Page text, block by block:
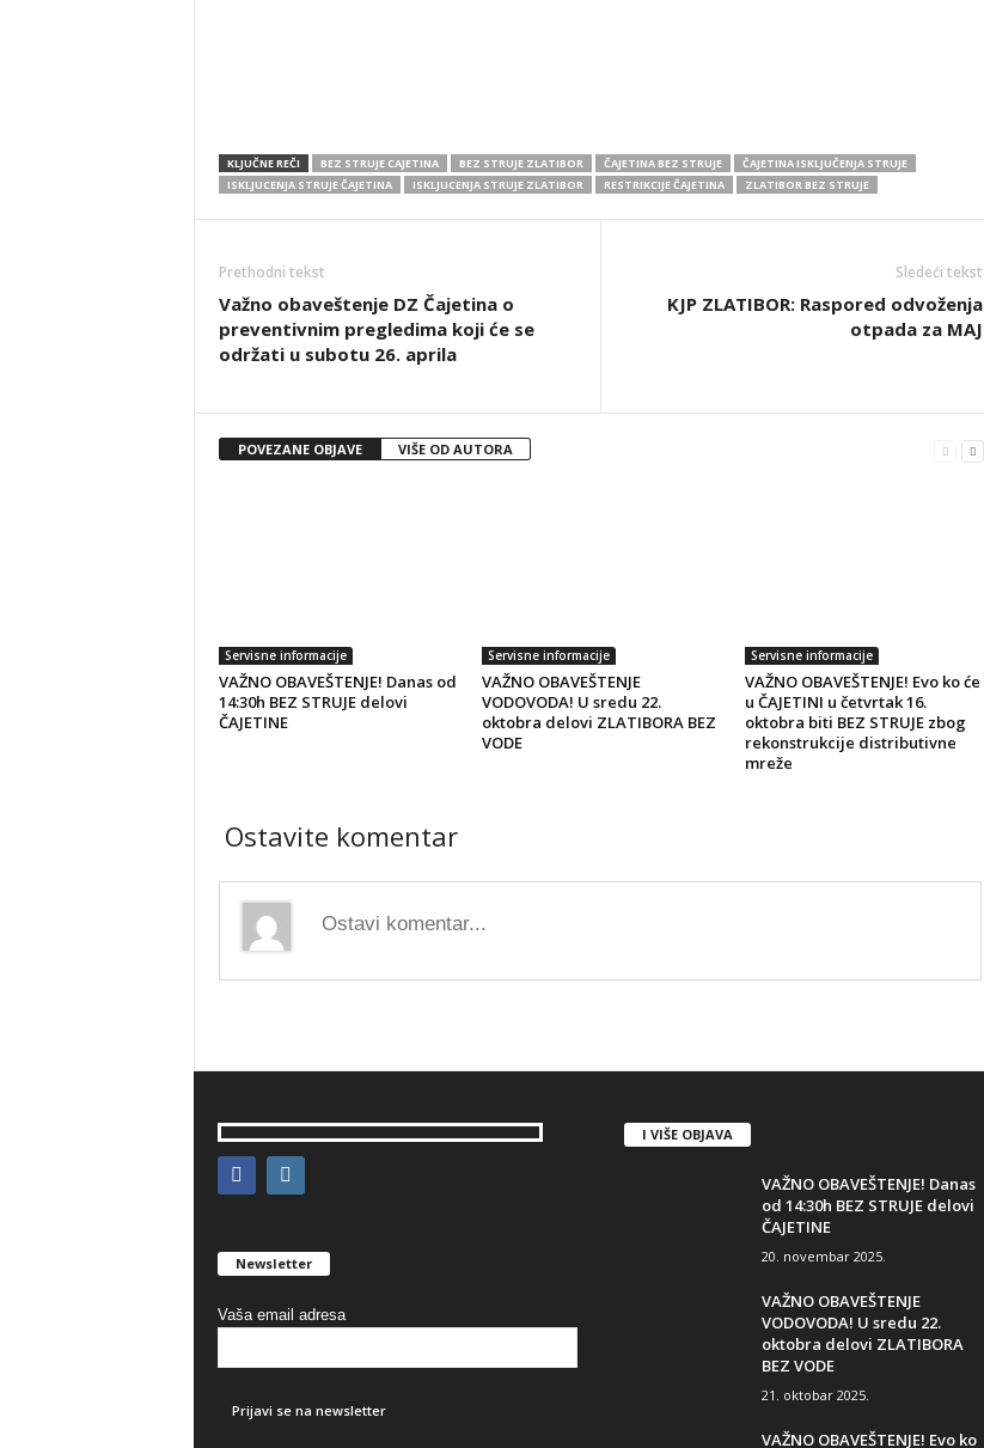
KLJUČNE REČI BEZ STRUJE CAJETINA BEZ STRUJE ZLATIBOR ČAJETINA BEZ STRUJE
ČAJETINA ISKLJUČENJA STRUJE
ISKLJUCENJA STRUJE ČAJETINA
ISKLJUCENJA STRUJE ZLATIBOR RESTRIKCIJE ČAJETINA ZLATIBOR BEZ STRUJE
Prethodni tekst
Važno obaveštenje DZ Čajetina o
preventivnim pregledima koji će se
održati u subotu 26. aprila
Sledeći tekst
KJP ZLATIBOR: Raspored odvoženja
otpada za MAJ
POVEZANE OBJAVE VIŠE OD AUTORA
Servisne informacije
VAŽNO OBAVEŠTENJE! Danas od
14:30h BEZ STRUJE delovi
ČAJETINE
Servisne informacije
VAŽNO OBAVEŠTENJE
VODOVODA! U sredu 22.
oktobra delovi ZLATIBORA BEZ
VODE
Servisne informacije
VAŽNO OBAVEŠTENJE! Evo ko će
u ČAJETINI u četvrtak 16.
oktobra biti BEZ STRUJE zbog
rekonstrukcije distributivne
mreže
Ostavite komentar
Newsletter
Vaša email adresa
I VIŠE OBJAVA
VAŽNO OBAVEŠTENJE! Danas
od 14:30h BEZ STRUJE delovi
ČAJETINE
20. novembar 2025.
VAŽNO OBAVEŠTENJE
VODOVODA! U sredu 22.
oktobra delovi ZLATIBORA
BEZ VODE
21. oktobar 2025.
VAŽNO OBAVEŠTENJE! Evo ko